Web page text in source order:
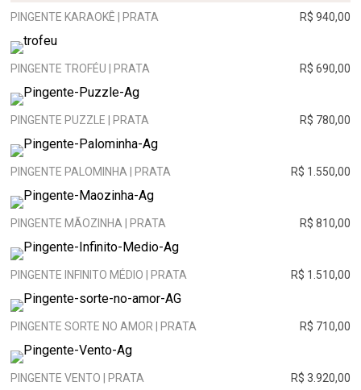
PINGENTE KARAOKÊ | PRATA R$ 940,00
PINGENTE TROFÉU | PRATA R$ 690,00
PINGENTE PUZZLE | PRATA R$ 780,00
PINGENTE PALOMINHA | PRATA R$ 1.550,00
PINGENTE MÃOZINHA | PRATA R$ 810,00
PINGENTE INFINITO MÉDIO | PRATA R$ 1.510,00
PINGENTE SORTE NO AMOR | PRATA R$ 710,00
PINGENTE VENTO | PRATA R$ 3.920,00